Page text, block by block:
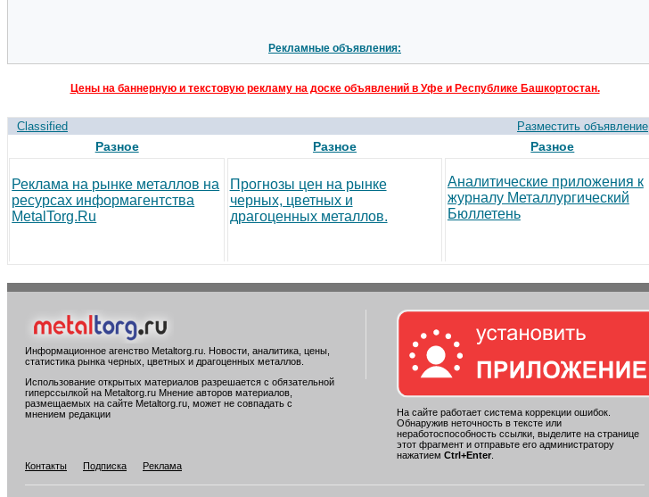
Рекламные объявления:
Цены на баннерную и текстовую рекламу на доске объявлений в Уфе и Республике Башкортостан.
Classified Разместить объявление
Разное
Реклама на рынке металлов на
ресурсах информагентства
MetalTorg.Ru
Разное
Прогнозы цен на рынке
черных, цветных и
драгоценных металлов.
Разное
Аналитические приложения к
журналу Металлургический
Бюллетень
Информационное агенство Metaltorg.ru. Новости, аналитика, цены,
статистика рынка черных, цветных и драгоценных металлов.
Использование открытых материалов разрешается с обязательной
гиперссылкой на Metaltorg.ru Мнение авторов материалов,
размещаемых на сайте Metaltorg.ru, может не совпадать с
мнением редакции
На сайте работает система коррекции ошибок.
Обнаружив неточность в тексте или
неработоспособность ссылки, выделите на странице
этот фрагмент и отправьте его администратору
нажатием Ctrl+Enter
Контакты
Подписка Реклама